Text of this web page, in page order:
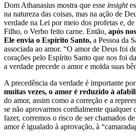
Dom Athanasius mostra que esse insight
na natureza das coisas, mas na ação de
verdade na Lei por meio dos profetas e,
Filho, o Verbo feito carne. Então, após
Ele envia o Espírito Santo, a Pessoa da
associada ao amor. “O amor de Deus foi
corações pelo Espírito Santo que nos foi
a verdade precede o amor e molda suas
A precedência da verdade é importante
muitas vezes, o amor é reduzido à
do amor, assim como a correção e a
se não aprovarmos cordialmente qualquer
fazer, corremos o risco de ser chamados
amor é igualado à aprovação, à